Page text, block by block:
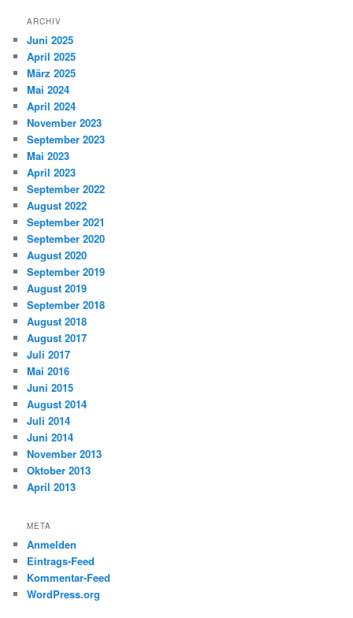
ARCHIV
Juni 2025
April 2025
März 2025
Mai 2024
April 2024
November 2023
September 2023
Mai 2023
April 2023
September 2022
August 2022
September 2021
September 2020
August 2020
September 2019
August 2019
September 2018
August 2018
August 2017
Juli 2017
Mai 2016
Juni 2015
August 2014
Juli 2014
Juni 2014
November 2013
Oktober 2013
April 2013
META
Anmelden
Eintrags-Feed
Kommentar-Feed
WordPress.org